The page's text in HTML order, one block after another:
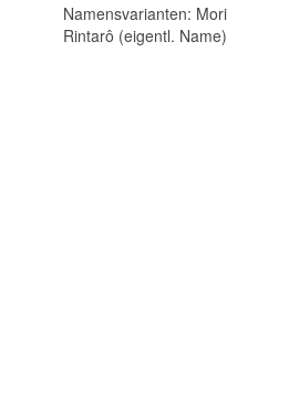
Namensvarianten: Mori
Rintarô (eigentl. Name)